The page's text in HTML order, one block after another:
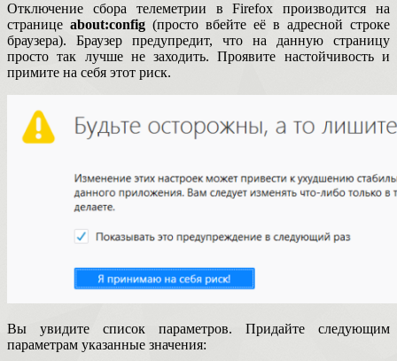
Отключение сбора телеметрии в Firefox производится на
странице about:config (просто вбейте её в адресной строке
браузера). Браузер предупредит, что на данную страницу
просто так лучше не заходить. Проявите настойчивость и
примите на себя этот риск.
Вы увидите список параметров. Придайте следующим
параметрам указанные значения: